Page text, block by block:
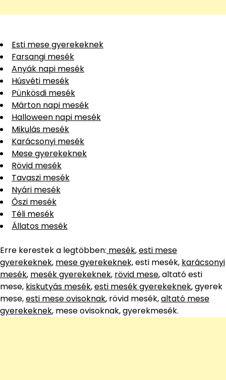
Esti mese gyerekeknek
Farsangi mesék
Anyák napi mesék
Húsvéti mesék
Pünkösdi mesék
Márton napi mesék
Halloween napi mesék
Mikulás mesék
Karácsonyi mesék
Mese gyerekeknek
Rövid mesék
Tavaszi mesék
Nyári mesék
Őszi mesék
Téli mesék
Állatos mesék
Erre kerestek a legtöbben: mesék,esti mese
gyerekeknek, mese gyerekeknek,esti mesék, karácsonyi
mesék, mesék gyerekeknek, rövid mese, altató esti
mese, kiskutyás mesék,esti mesék gyerekeknek, gyerek
mese,esti mese ovisoknak, rövid mesék,altató mese
gyerekeknek, mese ovisoknak, gyerekmesék.